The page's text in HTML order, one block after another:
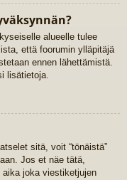
alueelle tulee
että foorumin ylläpitäjä
ennen lähettämistä.
lisätietoja.
sitä, voit “tönäistä”
Jos et näe tätä,
joka viestiketjujen